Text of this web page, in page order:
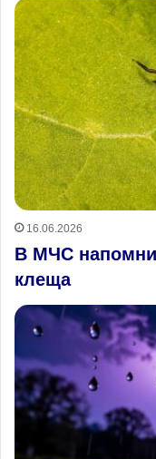
16.06.2026
В МЧС
клеща